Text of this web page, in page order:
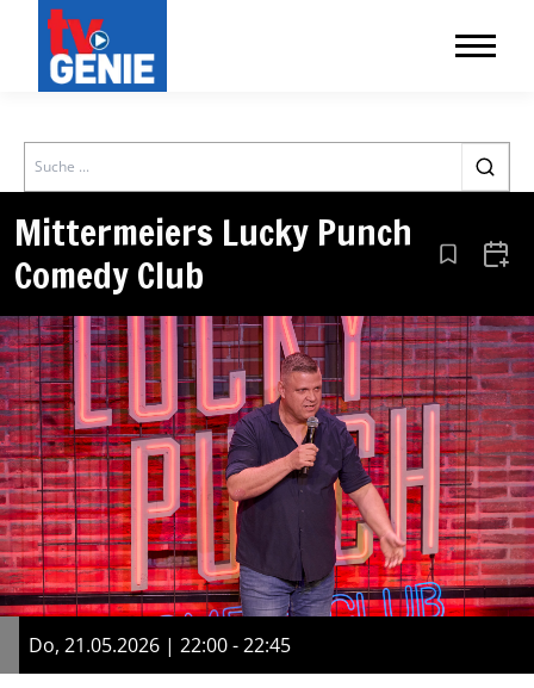
Search
Mittermeiers Lucky Punch
Comedy Club
Aus den
Do, 21.05.2026 | 22:00 - 22:45